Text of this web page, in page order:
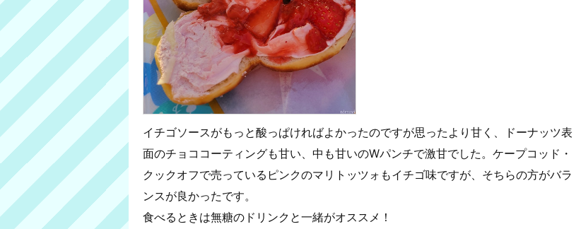
イチゴソースがもっと酸っぱければよかったのですが思ったより甘く、ドーナッツ表
面のチョココーティングも甘い、中も甘いのWパンチで激甘でした。ケープコッド・
クックオフで売っているピンクのマリトッツォもイチゴ味ですが、そちらの方がバラ
ンスが良かったです。
食べるときは無糖のドリンクと一緒がオススメ！